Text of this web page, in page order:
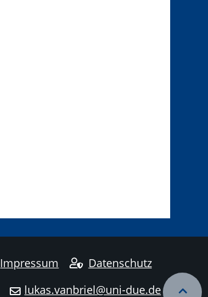
Impressum
Datenschutz
lukas.vanbriel@uni-due.de